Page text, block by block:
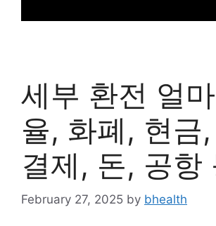
세부 환전 얼
율, 화폐, 현금
결제, 돈, 공항
February 27, 2025 by bhealth